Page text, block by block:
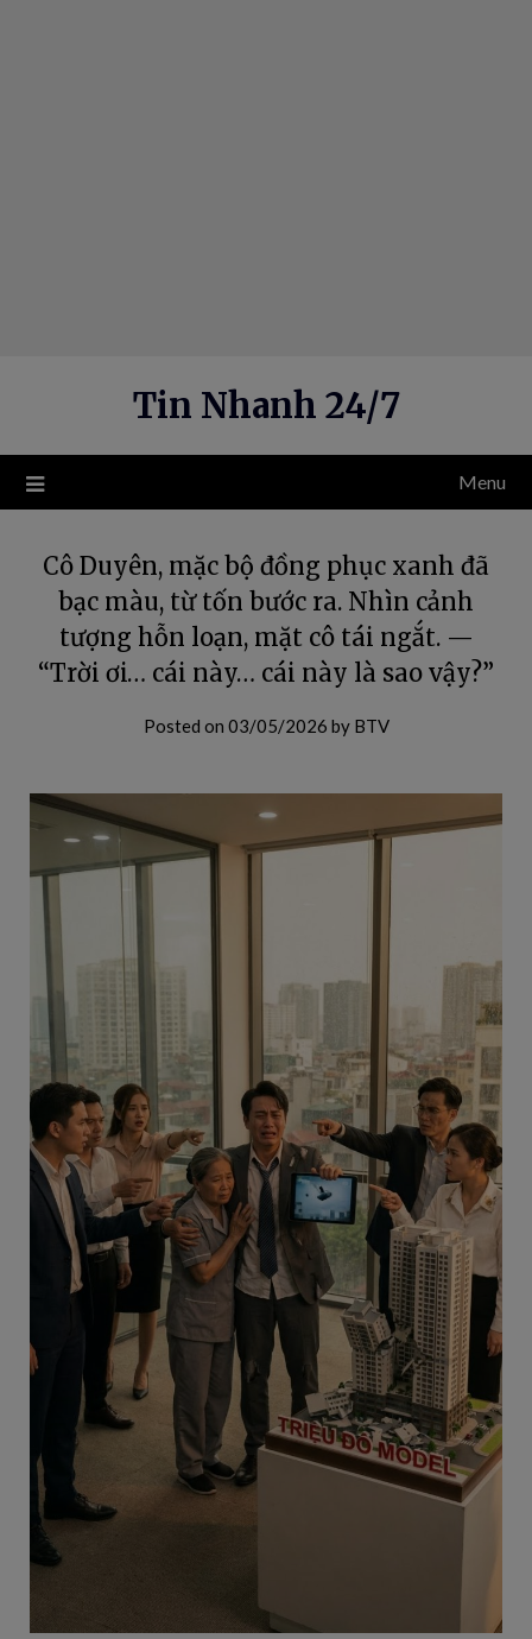
Tin Nhanh 24/7
Menu
Cô Duyên, mặc bộ đồng phục xanh đã
bạc màu, từ tốn bước ra. Nhìn cảnh
tượng hỗn loạn, mặt cô tái ngắt. —
“Trời ơi… cái này… cái này là sao vậy?”
Posted on 03/05/2026 by BTV